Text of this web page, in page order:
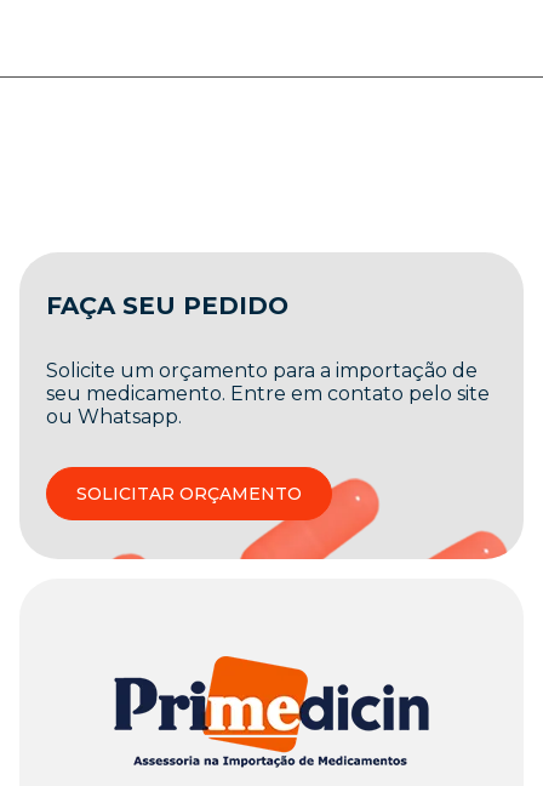
FAÇA SEU PEDIDO
Solicite um orçamento para a importação de
seu medicamento. Entre em contato pelo site
ou Whatsapp.
SOLICITAR ORÇAMENTO